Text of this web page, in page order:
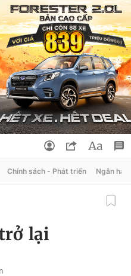
Chính sách - Phát triển Ngân
lại